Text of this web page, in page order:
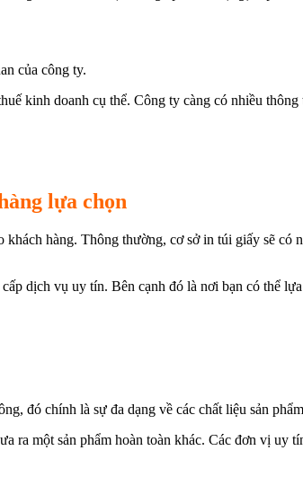
của công ty.
kinh doanh cụ thể. Công ty càng có nhiều
lựa chọn
hàng. Thông thường, cơ sở in túi giấy sẽ
dịch vụ uy tín. Bên cạnh đó là nơi bạn có thể
đó chính là sự đa dạng về các chất liệu sản
một sản phẩm hoàn toàn khác. Các đơn vị uy